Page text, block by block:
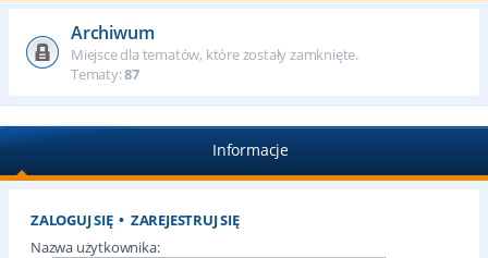
Archiwum
Miejsce dla tematów, które zostały zamknięte.
Tematy:87
Informacje
ZALOGUJ SIĘ• ZAREJESTRUJ SIĘ
Nazwa użytkownika: